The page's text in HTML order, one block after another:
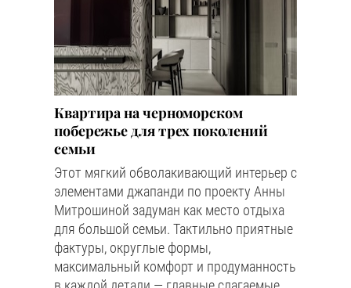
Квартира на черноморском
побережье для трех поколений
семьи
Этот мягкий обволакивающий интерьер с
элементами джапанди по проекту Анны
Митрошиной задуман как место отдыха
для большой семьи. Тактильно приятные
фактуры, округлые формы,
максимальный комфорт и продуманность